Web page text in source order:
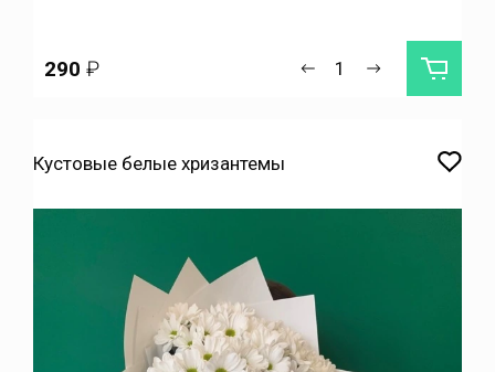
290 ₽
Кустовые белые хризантемы